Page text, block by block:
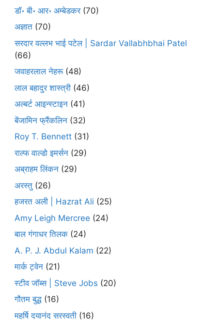
डॉ॰ बी॰ आर॰ अम्बेडकर(70)
अज्ञात (70)
सरदार वल्लभ भाई पटेल | Sardar Vallabhbhai Patel
(66)
जवाहरलाल नेहरू(48)
लाल बहादुर शास्त्री (46)
अल्बर्ट आइन्स्टाइन (41)
बेंजामिन फ्रैंकलिन (32)
Roy T. Bennett (31)
राल्फ वाल्डो इमर्सन (29)
अब्राहम लिंकन (29)
अरस्तु (26)
हजरत अली | Hazrat Ali (25)
Amy Leigh Mercree (24)
बाल गंगाधर तिलक (24)
A. P. J. Abdul Kalam (22)
मार्क ट्वेन (21)
स्टीव जॉब्स | Steve Jobs (20)
गौतम बुद्ध (16)
महर्षि दयानंद सरस्वती (16)